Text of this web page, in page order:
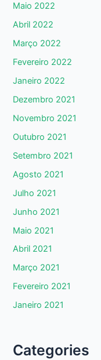
Maio 2022
Abril 2022
Março 2022
Fevereiro 2022
Janeiro 2022
Dezembro 2021
Novembro 2021
Outubro 2021
Setembro 2021
Agosto 2021
Julho 2021
Junho 2021
Maio 2021
Abril 2021
Março 2021
Fevereiro 2021
Janeiro 2021
Categories